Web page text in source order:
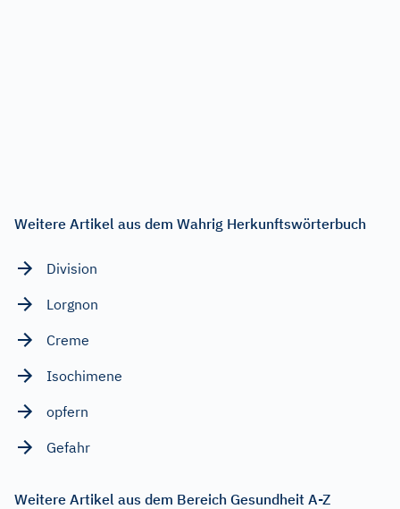
Weitere Artikel aus dem Wahrig Herkunftswörterbuch
Division
Lorgnon
Creme
Isochimene
opfern
Gefahr
Weitere Artikel aus dem Bereich Gesundheit A-Z